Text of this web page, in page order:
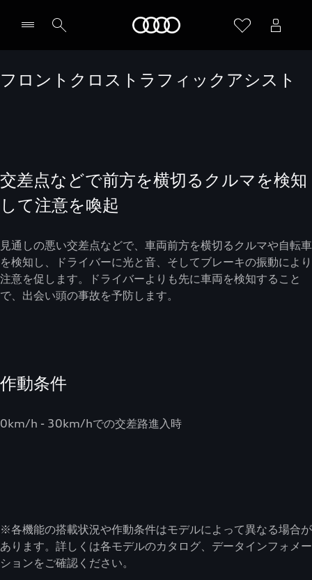
フロントクロストラフィックアシスト
交差点などで前方を横切るクルマを検知
して注意を喚起
見通しの悪い交差点などで、車両前方を横切るクルマや自転車
を検知し、ドライバーに光と音、そしてブレーキの振動により
注意を促します。ドライバーよりも先に車両を検知すること
で、出会い頭の事故を予防します。
作動条件
0km/h - 30km/hでの交差路進入時
※各機能の搭載状況や作動条件はモデルによって異なる場合が
あります。詳しくは各モデルのカタログ、データインフォメー
ションをご確認ください。